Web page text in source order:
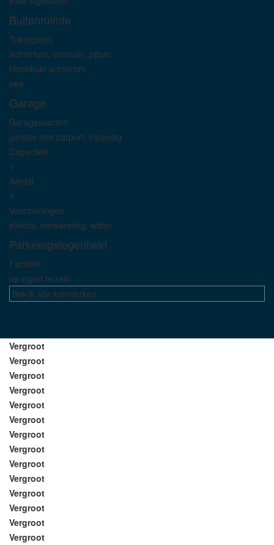
Buitenruimte
Tuintype(n)
achtertuin, voortuin, zijtuin
Hoofdtuin achterom
nee
Garage
Garagesoorten
garage met carport, inpandig
Capaciteit
1
Aantal
1
Voorzieningen
elektra, verwarming, water
Parkeergelegenheid
Faciliteit
op eigen terrein
Bekijk alle kenmerken
Vergroot
Vergroot
Vergroot
Vergroot
Vergroot
Vergroot
Vergroot
Vergroot
Vergroot
Vergroot
Vergroot
Vergroot
Vergroot
Vergroot